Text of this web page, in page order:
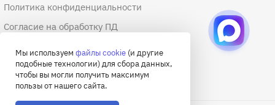
Политика конфиденциальности
Согласие на обработку ПД
Договор оферты
Мы используем файлы cookie (и другие
подобные технологии) для сбора данных,
чтобы вы могли получить максимум
пользы от нашего сайта.